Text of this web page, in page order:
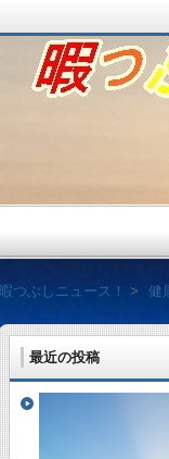
最近の投稿
暇つぶしニュース！ 健
暇つぶしニ
毎日面